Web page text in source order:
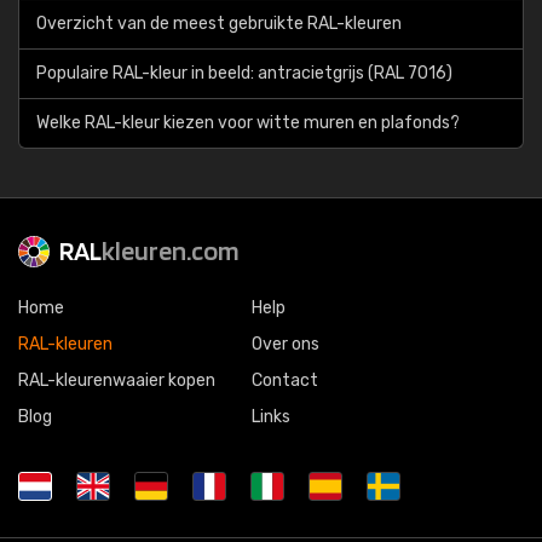
Overzicht van de meest gebruikte RAL-kleuren
Populaire RAL-kleur in beeld: antracietgrijs (RAL 7016)
Welke RAL-kleur kiezen voor witte muren en plafonds?
RALkleuren.com
Home
RAL-kleuren
RAL-kleurenwaaier kopen
Blog
Help
Over ons
Contact
Links